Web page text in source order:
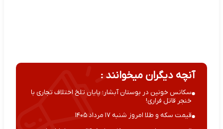
آنچه دیگران میخوانند :
سکانس خونین در بوستان آبشار؛ پایان تلخ اختلاف تجاری با
خنجر قاتل فراری!
قیمت سکه و طلا امروز شنبه ۱۷ مرداد ۱۴۰۵